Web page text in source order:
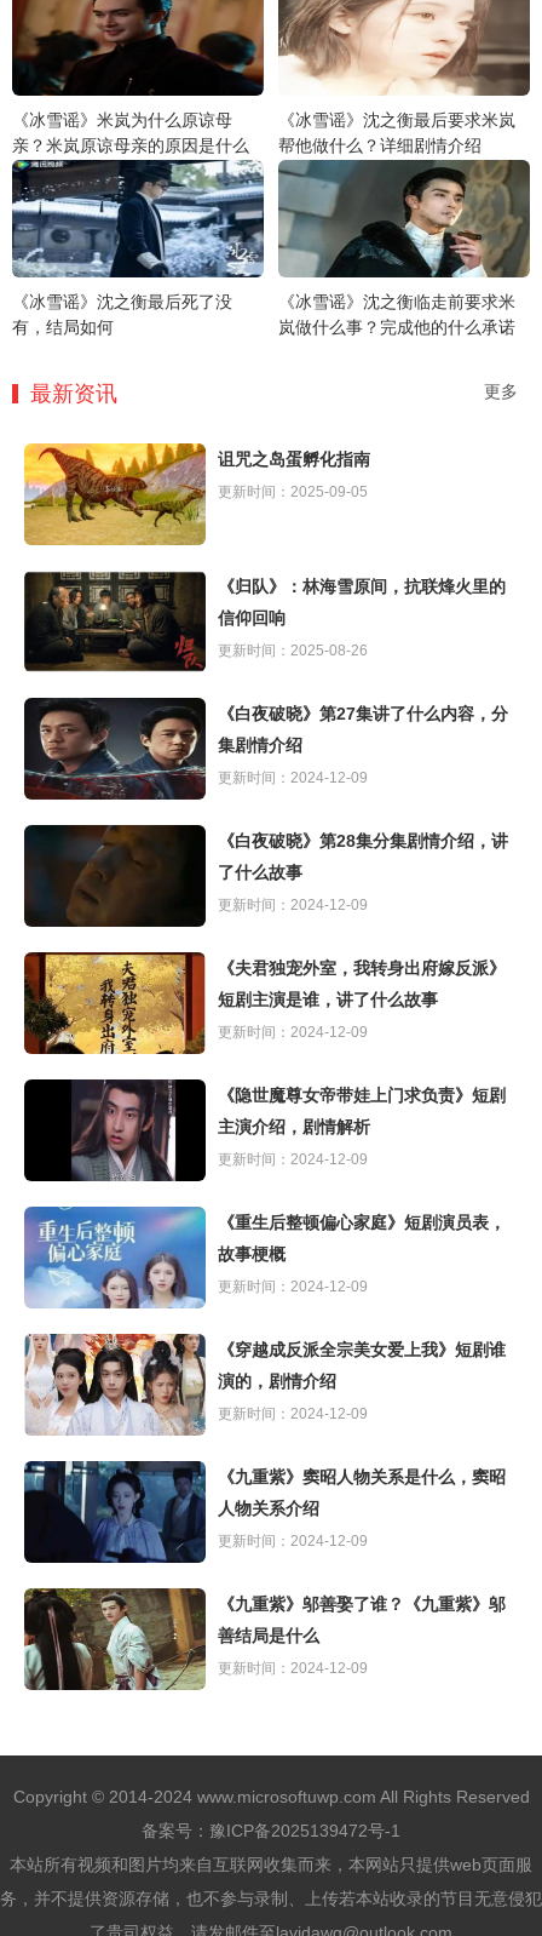
《冰雪谣》米岚为什么原谅母
亲？米岚原谅母亲的原因是什么
《冰雪谣》沈之衡最后要求米岚
帮他做什么？详细剧情介绍
《冰雪谣》沈之衡最后死了没
有，结局如何
《冰雪谣》沈之衡临走前要求米
岚做什么事？完成他的什么承诺
最新资讯 更多
诅咒之岛蛋孵化指南
更新时间：2025-09-05
《归队》：林海雪原间，抗联烽火里的
信仰回响
更新时间：2025-08-26
《白夜破晓》第27集讲了什么内容，分
集剧情介绍
更新时间：2024-12-09
《白夜破晓》第28集分集剧情介绍，讲
了什么故事
更新时间：2024-12-09
《夫君独宠外室，我转身出府嫁反派》
短剧主演是谁，讲了什么故事
更新时间：2024-12-09
《隐世魔尊女帝带娃上门求负责》短剧
主演介绍，剧情解析
更新时间：2024-12-09
《重生后整顿偏心家庭》短剧演员表，
故事梗概
更新时间：2024-12-09
《穿越成反派全宗美女爱上我》短剧谁
演的，剧情介绍
更新时间：2024-12-09
《九重紫》窦昭人物关系是什么，窦昭
人物关系介绍
更新时间：2024-12-09
《九重紫》邬善娶了谁？《九重紫》邬
善结局是什么
更新时间：2024-12-09
Copyright © 2014-2024 www.microsoftuwp.com All Rights Reserved
备案号： 豫ICP备2025139472号-1
本站所有视频和图片均来自互联网收集而来，本网站只提供web页面服
务，并不提供资源存储，也不参与录制、上传若本站收录的节目无意侵犯
了贵司权益，请发邮件至lavidawq@outlook.com